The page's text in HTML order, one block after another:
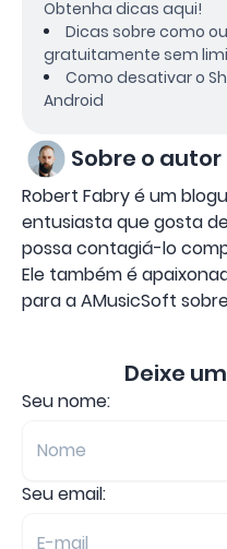
Obtenha dicas aqui!
Dicas sobre como
gratuitamente sem
Como desativar o
Android
Sobre o autor
Robert Fabry é um
entusiasta que gosta
possa contagiá-lo
Ele também é
para a AMusicSoft
Deixe
Seu nome:
Seu email: